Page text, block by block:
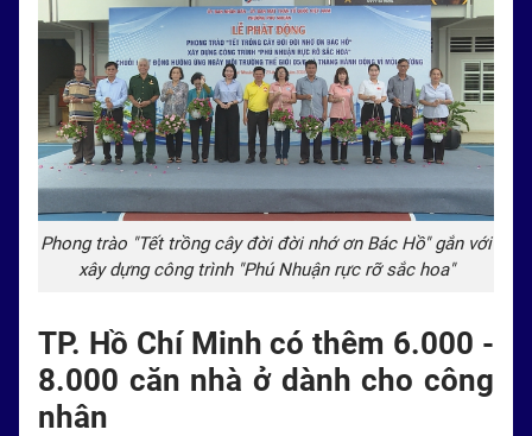
Phong trào "Tết trồng cây đời đời nhớ ơn Bác Hồ" gắn với
xây dựng công trình "Phú Nhuận rực rỡ sắc hoa"
TP. Hồ Chí Minh có thêm 6.000 -
8.000 căn nhà ở dành cho công
nhân